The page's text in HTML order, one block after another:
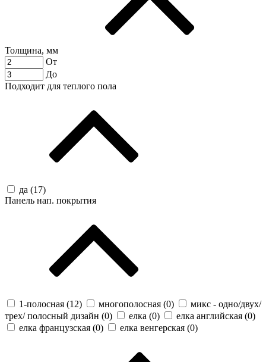
Толщина, мм
От
До
Подходит для теплого пола
да (17)
Панель нап. покрытия
1-полосная (12) многополосная (0)
микс - одно/двух/
трех/ полосный дизайн (0) елка (0) елка английская (0)
елка французская (0) елка венгерская (0)